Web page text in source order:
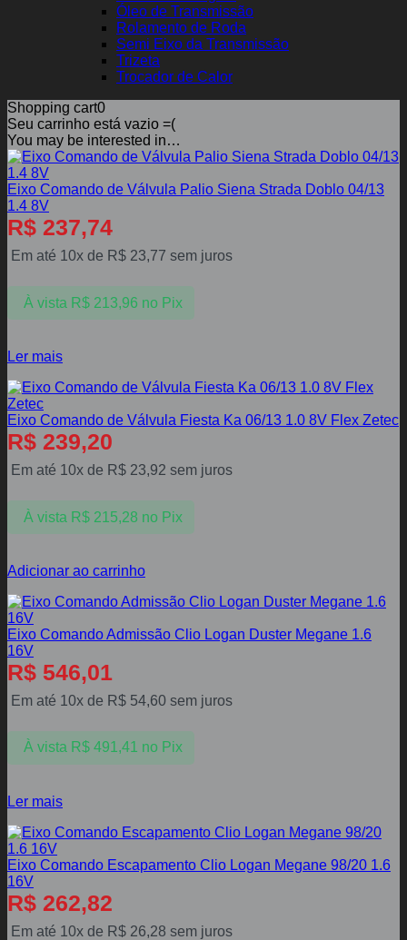
Óleo de Transmissão
Rolamento de Roda
Semi Eixo da Transmissão
Trizeta
Trocador de Calor
Shopping cart0
Seu carrinho está vazio =(
You may be interested in…
Eixo Comando de Válvula Palio Siena Strada Doblo 04/13
1.4 8V
R$ 237,74
Em até 10x de R$ 23,77 sem juros
À vista R$213,96 no Pix
Ler mais
Eixo Comando de Válvula Fiesta Ka 06/13 1.0 8V Flex Zetec
R$ 239,20
Em até 10x de R$ 23,92 sem juros
À vista R$215,28 no Pix
Adicionar ao carrinho
Eixo Comando Admissão Clio Logan Duster Megane 1.6
16V
R$ 546,01
Em até 10x de R$ 54,60 sem juros
À vista R$491,41 no Pix
Ler mais
Eixo Comando Escapamento Clio Logan Megane 98/20 1.6
16V
R$ 262,82
Em até 10x de R$ 26,28 sem juros